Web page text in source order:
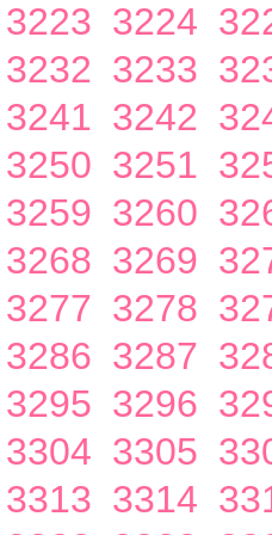
3223 3224
3232 3233
3241 3242
3250 3251
3259 3260
3268 3269
3277 3278
3286 3287
3295 3296
3304 3305
3313 3314